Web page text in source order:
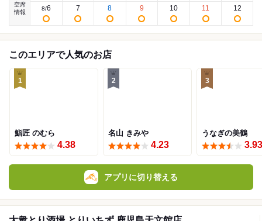
空席
情報
8/6 7 8 9 10 11 12
このエリアで人気のお店
1
鮨匠 のむら
4.38
2
名山 きみや
4.23
3
うなぎの美鶴
3.93
アプリに切り替える